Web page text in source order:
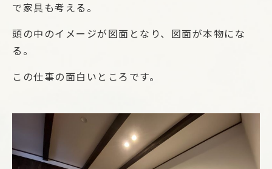
で家具も考える。
頭の中のイメージが図面となり、図面が本物にな
る。
この仕事の面白いところです。